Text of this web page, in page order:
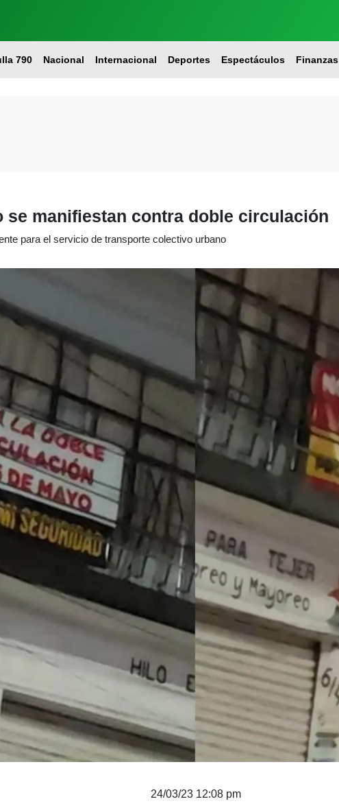
790 Nacional Internacional Deportes Espectáculos Finanzas
se manifiestan contra doble circulación
para el servicio de transporte colectivo urbano
24/03/23 12:08 pm